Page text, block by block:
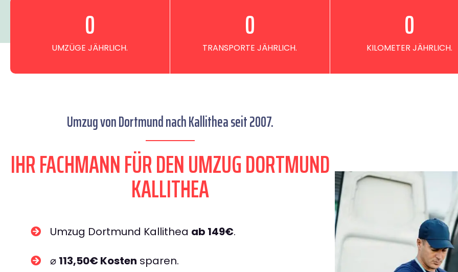
UMZÜGE JÄHRLICH.
0
TRANSPORTE JÄHRLICH.
0
KILOMETER JÄHRLICH.
0
Umzug von Dortmund nach Kallithea seit 2007.
IHR FACHMANN FÜR DEN UMZUG DORTMUND
KALLITHEA
Umzug Dortmund Kallithea ab 149€.
⌀ 113,50€ Kosten sparen.